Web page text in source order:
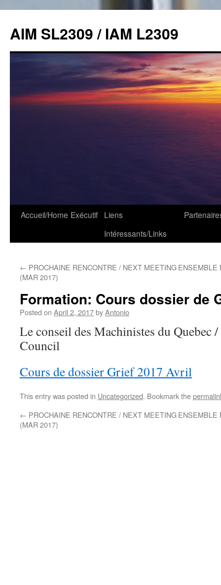
content
AIM SL2309 / IAM L2309
Accueil/Home Exécutif
Liens
Intéressants/Links
← PROCHAINE RENCONTRE / NEXT MEETING
(MAR 2017)
ENSEMBLE
Formation: Cours dossier de
Posted on April 2, 2017byAntonio
Le conseil des Machinistes du Quebec
Council
Cours de dossier Grief 2017 Avril
This entry was posted in Uncategorized. Bookmark the
← PROCHAINE RENCONTRE / NEXT MEETING
(MAR 2017)
ENSEMBLE